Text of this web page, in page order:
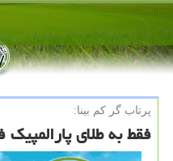
پرتاب گر كم بینا:
فقط به طلای